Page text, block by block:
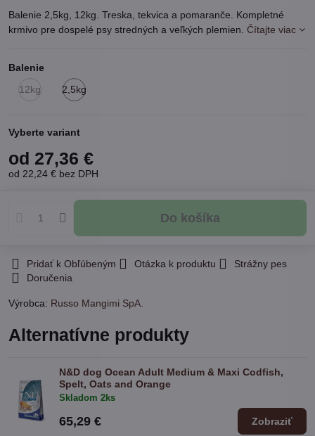
Balenie 2,5kg, 12kg. Treska, tekvica a pomaranče. Kompletné
krmivo pre dospelé psy stredných a veľkých plemien. Čítajte viac
Balenie
12kg
sklade
2,5kg
Vyberte variant
od 27,36 €
od 22,24 € bez DPH
Do košíka
Pridať k Obľúbeným Otázka k produktu
Strážny pes
Doručenia
Výrobca: Russo Mangimi SpA.
Alternatívne produkty
N&D dog Ocean Adult Medium & Maxi Codfish,
Spelt, Oats and Orange
Skladom 2ks
65,29 € Zobraziť